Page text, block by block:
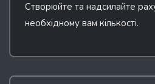
Створюйте та надсилайте
необхідному вам кількості.